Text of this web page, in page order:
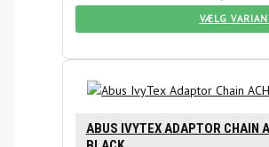
VÆLG
ABUS IVYTEX ADAPTOR CHAIN